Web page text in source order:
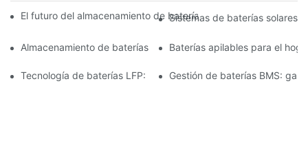
El futuro del almacenamiento de baterías comerciales:
Sistemas de baterías solares
Almacenamiento de baterías de 15 kW: Impulsando su futuro
Baterías apilables para el
Tecnología de baterías LFP: una opción sostenible para el
Gestión de baterías BMS: